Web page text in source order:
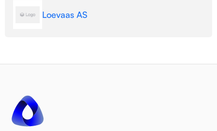
Loevaas AS